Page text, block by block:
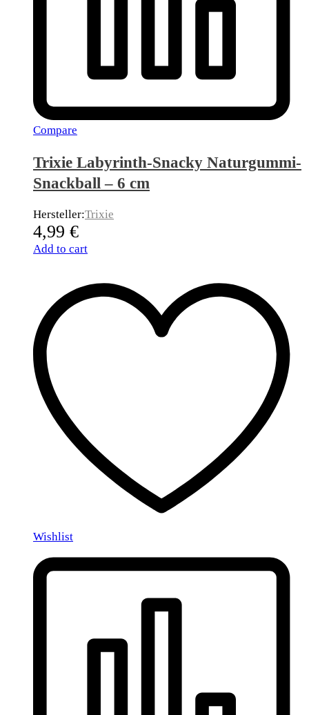
Compare
Trixie Labyrinth-Snacky Naturgummi-
Snackball – 6 cm
Hersteller:Trixie
4,99 €
Add to cart
Wishlist